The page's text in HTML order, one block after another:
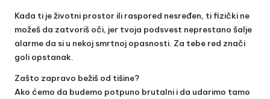
Kada ti je životni prostor ili raspored nesređen, ti fizički ne
možeš da zatvoriš oči, jer tvoja podsvest neprestano šalje
alarme da si u nekoj smrtnoj opasnosti. Za tebe red znači
goli opstanak.
Zašto zapravo bežiš od tišine?
Ako ćemo da budemo potpuno brutalni i da udarimo tamo